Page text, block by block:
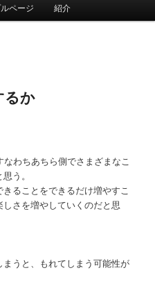
ページ 紹介
るか
わちあちら側でさまざまなこ
う。
ることをできるだけ増やすこ
さを増やしていくのだと思
うと、もれてしまう可能性が